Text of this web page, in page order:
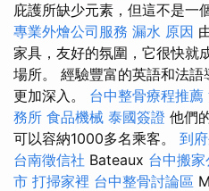
庇護所缺少元素，但這不是一
專業外燴公司服務 漏水 原因
家具，友好的氛圍，它很快就
場所。 經驗豐富的英語和法
更加深入。 台中整骨療程推薦
務所 食品機械 泰國簽證 他們
可以容納1000多名乘客。 到
台南徵信社 Bateaux 台中搬
市 打掃家裡 台中整骨討論區